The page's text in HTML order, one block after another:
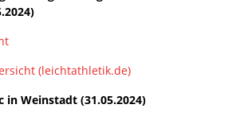
(leichtathletik.de)
in Weinstadt (31.05.2024)